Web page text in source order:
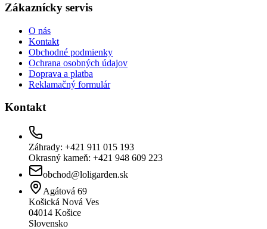
Zákaznícky servis
O nás
Kontakt
Obchodné podmienky
Ochrana osobných údajov
Doprava a platba
Reklamačný formulár
Kontakt
Záhrady: +421 911 015 193
Okrasný kameň: +421 948 609 223
obchod@loligarden.sk
Agátová 69
Košická Nová Ves
04014 Košice
Slovensko